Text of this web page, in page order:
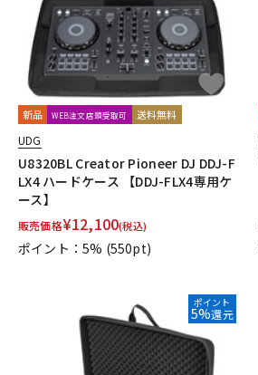
新品 WEB注文店頭受取可 送料無料
UDG
U8320BL Creator Pioneer DJ DDJ-F
LX4 ハードケース 【DDJ-FLX4専用ケ
ース】
販売価格¥12,100(税込)
ポイント：5% (550pt)
ポイント
5%還元